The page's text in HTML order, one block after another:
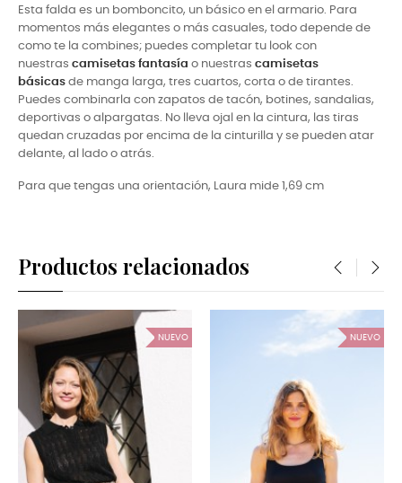
Esta falda es un bomboncito, un básico en el armario. Para
momentos más elegantes o más casuales, todo depende de
como te la combines; puedes completar tu look con
nuestras camisetas fantasía o nuestras camisetas
básicas de manga larga, tres cuartos, corta o de tirantes.
Puedes combinarla con zapatos de tacón, botines, sandalias,
deportivas o alpargatas. No lleva ojal en la cintura, las tiras
quedan cruzadas por encima de la cinturilla y se pueden atar
delante, al lado o atrás.
Para que tengas una orientación, Laura mide 1,69 cm
Productos relacionados
NUEVO